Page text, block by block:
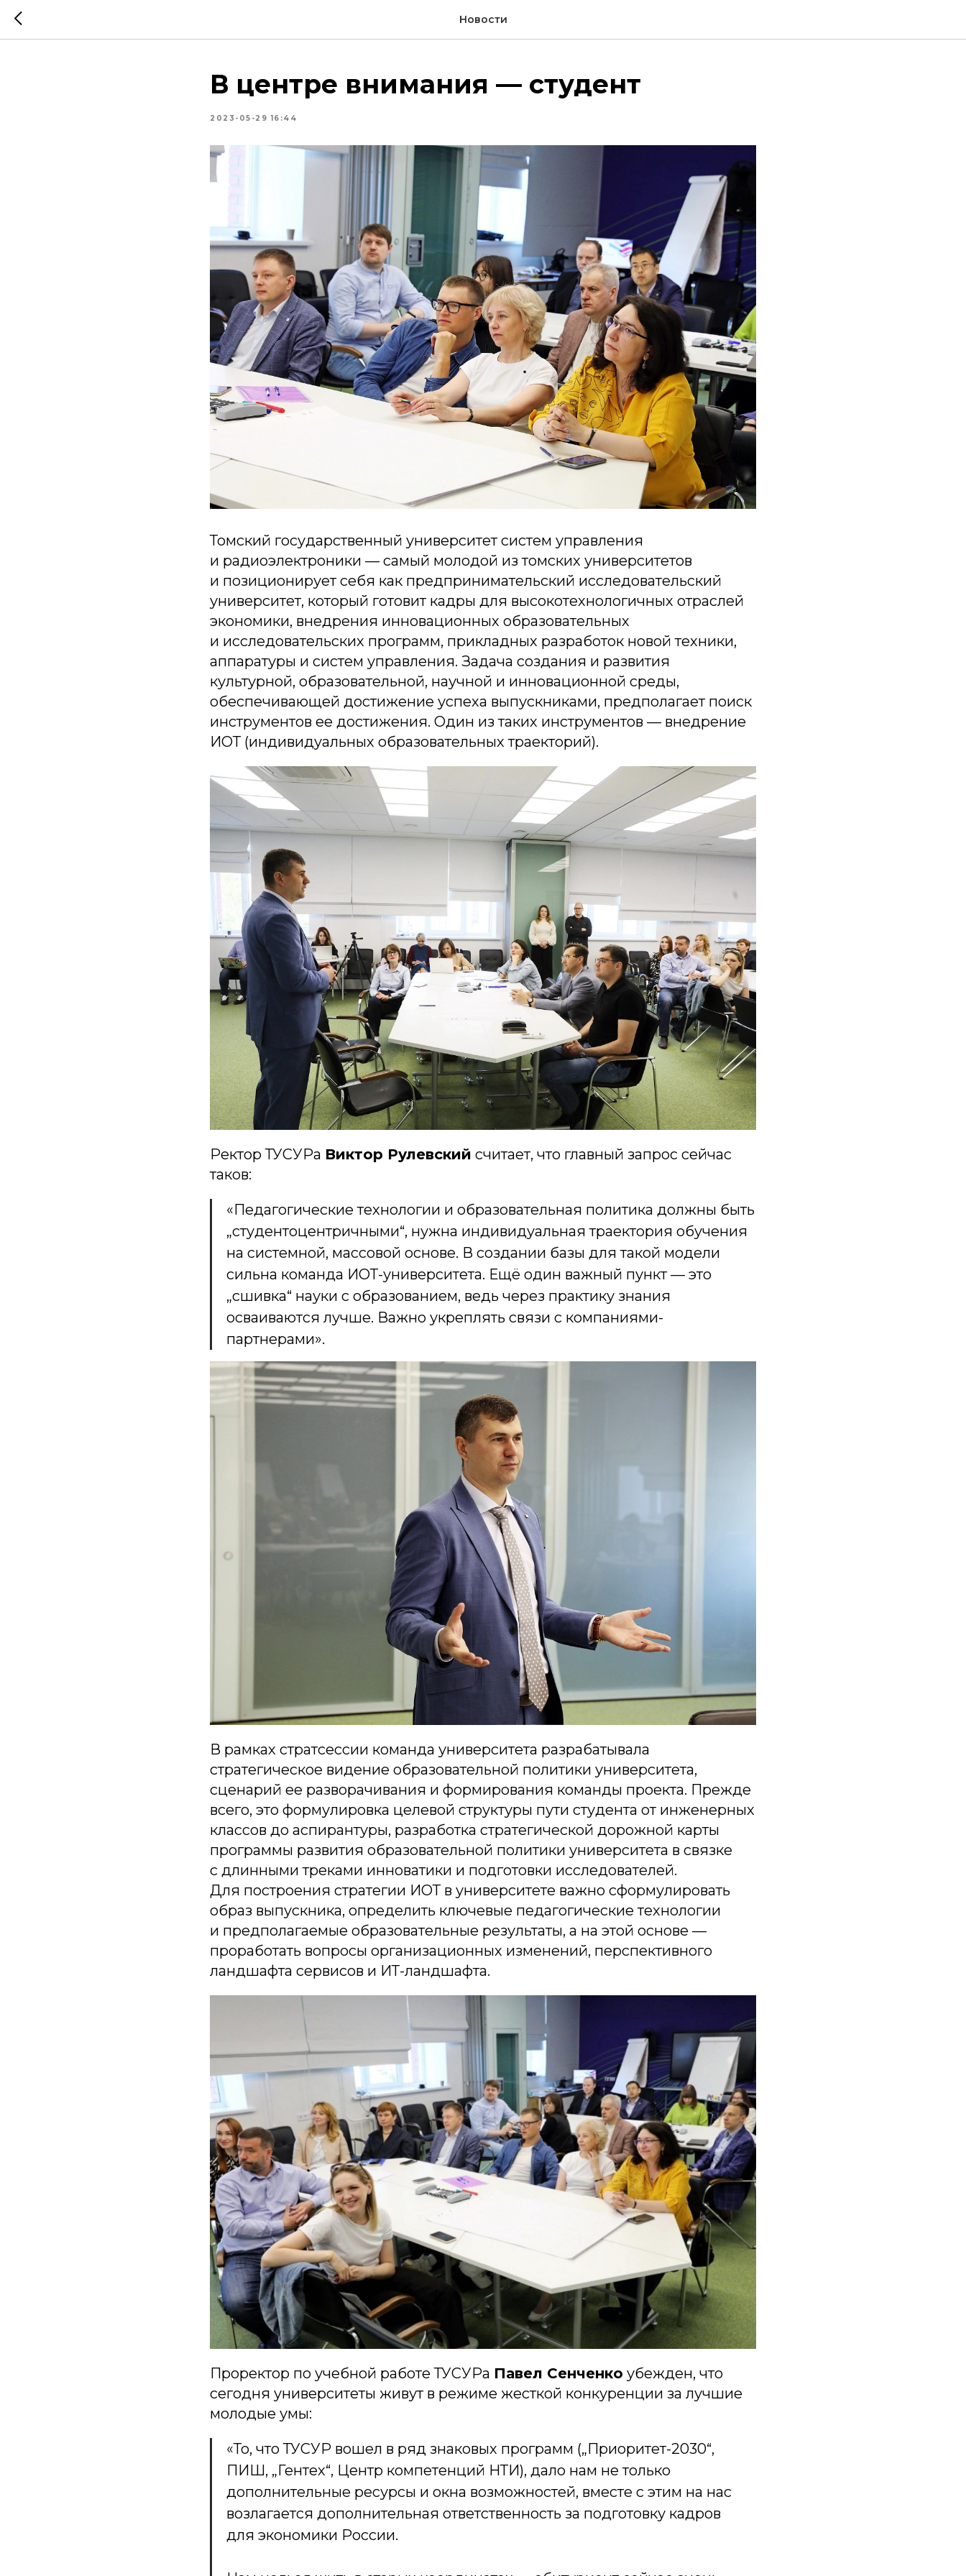
Новости
В центре внимания — студент
2023-05-29 16:44
Томский государственный университет систем управления
и радиоэлектроники — самый молодой из томских университетов
и позиционирует себя как предпринимательский исследовательский
университет, который готовит кадры для высокотехнологичных отраслей
экономики, внедрения инновационных образовательных
и исследовательских программ, прикладных разработок новой техники,
аппаратуры и систем управления. Задача создания и развития
культурной, образовательной, научной и инновационной среды,
обеспечивающей достижение успеха выпускниками, предполагает поиск
инструментов ее достижения. Один из таких инструментов — внедрение
ИОТ (индивидуальных образовательных траекторий).
Ректор ТУСУРа Виктор Рулевский считает, что главный запрос сейчас
таков:
«Педагогические технологии и образовательная политика должны быть
„студентоцентричными“, нужна индивидуальная траектория обучения
на системной, массовой основе. В создании базы для такой модели
сильна команда ИОТ-университета. Ещё один важный пункт — это
„сшивка“ науки с образованием, ведь через практику знания
осваиваются лучше. Важно укреплять связи с компаниями-
партнерами».
В рамках стратсессии команда университета разрабатывала
стратегическое видение образовательной политики университета,
сценарий ее разворачивания и формирования команды проекта. Прежде
всего, это формулировка целевой структуры пути студента от инженерных
классов до аспирантуры, разработка стратегической дорожной карты
программы развития образовательной политики университета в связке
с длинными треками инноватики и подготовки исследователей.
Для построения стратегии ИОТ в университете важно сформулировать
образ выпускника, определить ключевые педагогические технологии
и предполагаемые образовательные результаты, а на этой основе —
проработать вопросы организационных изменений, перспективного
ландшафта сервисов и ИТ-ландшафта.
Проректор по учебной работе ТУСУРа Павел Сенченко убежден, что
сегодня университеты живут в режиме жесткой конкуренции за лучшие
молодые умы:
«То, что ТУСУР вошел в ряд знаковых программ („Приоритет-2030“,
ПИШ, „Гентех“, Центр компетенций НТИ), дало нам не только
дополнительные ресурсы и окна возможностей, вместе с этим на нас
возлагается дополнительная ответственность за подготовку кадров
для экономики России.